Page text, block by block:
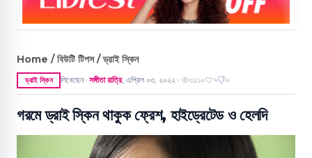
Home / বিউটি টিপস / ড্রাই স্কিন
ড্রাই স্কিন লিখেছেন ● সঙ্গীতা রাত্রি,এপ্রিল ০৩, ২০২২ ● ৩১১০ ৭ ০
গরমে ড্রাই স্কিন থাকুক ফ্রেশ, হাইড্রেটেড ও হেলদি